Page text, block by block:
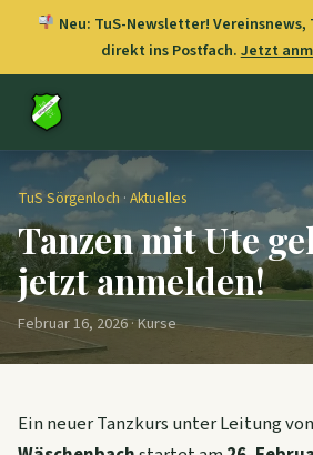
Neu: TuS-Newsletter! Vereinsnews,
direkt ins Postfach.Jetzt
TuS Sörgenloch · Aktuelles
Tanzen mit Ute
jetzt anmelden!
Februar 16, 2026 · Kurse
Ein neuer Tanzkurs unter Leitung von